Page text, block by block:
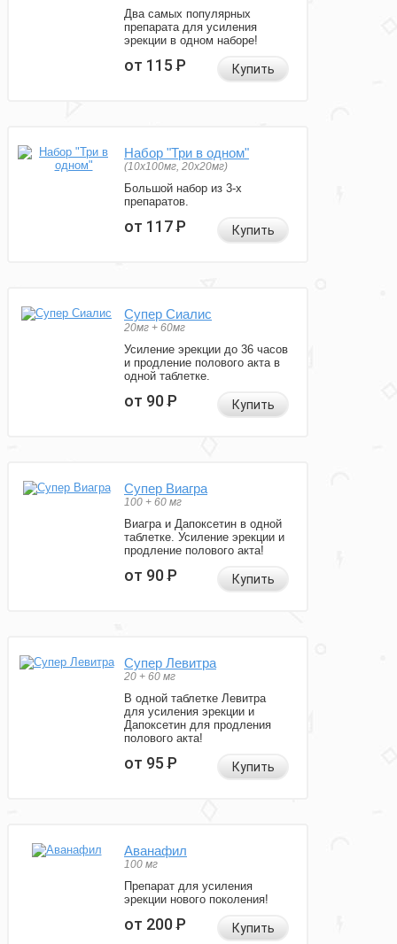
Два самых популярных
препарата для усиления
эрекции в одном наборе!
от 115Р Купить
Набор "Три в одном"
(10x100мг, 20x20мг)
Большой набор из 3-х
препаратов.
от 117Р Купить
Супер Сиалис
20мг + 60мг
Усиление эрекции до 36 часов
и продление полового акта в
одной таблетке.
от 90Р Купить
Супер Виагра
100 + 60 мг
Виагра и Дапоксетин в одной
таблетке. Усиление эрекции и
продление полового акта!
от 90Р Купить
Супер Левитра
20 + 60 мг
В одной таблетке Левитра
для усиления эрекции и
Дапоксетин для продления
полового акта!
от 95Р Купить
Аванафил
100 мг
Препарат для усиления
эрекции нового поколения!
от 200Р Купить